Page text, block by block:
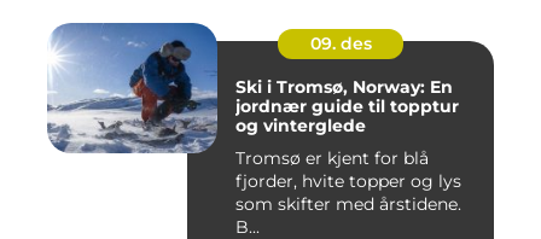
09. des
Ski i Tromsø, Norway: En
jordnær guide til topptur
og vinterglede
Tromsø er kjent for blå
fjorder, hvite topper og lys
som skifter med årstidene.
B...